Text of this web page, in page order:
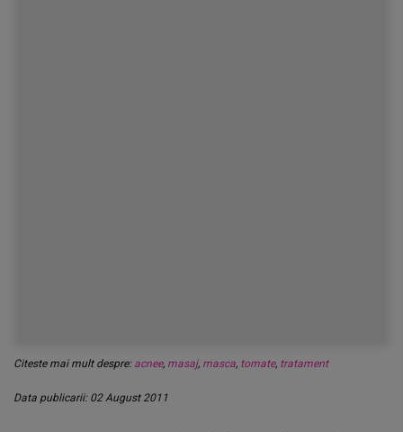
Citeste mai mult despre: acnee, masaj, masca, tomate, tratament
Data publicarii: 02 August 2011